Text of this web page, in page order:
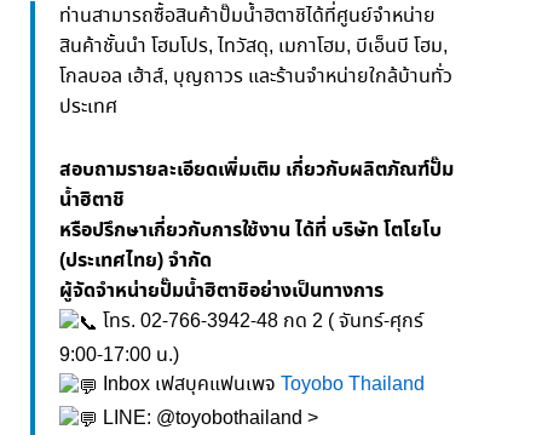
ท่านสามารถซื้อสินค้าปั๊มน้ำฮิตาชิได้ที่ศูนย์จำหน่าย
สินค้าชั้นนำ โฮมโปร, ไทวัสดุ, เมกาโฮม, บีเอ็นบี โฮม,
โกลบอล เฮ้าส์, บุญถาวร และร้านจำหน่ายใกล้บ้านทั่ว
ประเทศ
สอบถามรายละเอียดเพิ่มเติม เกี่ยวกับผลิตภัณฑ์ปั๊ม
น้ำฮิตาชิ
หรือปรึกษาเกี่ยวกับการใช้งาน ได้ที่ บริษัท โตโยโบ
(ประเทศไทย) จำกัด
ผู้จัดจำหน่ายปั๊มน้ำฮิตาชิอย่างเป็นทางการ
โทร. 02-766-3942-48 กด 2 ( จันทร์-ศุกร์
9:00-17:00 น.)
Inbox เฟสบุคแฟนเพจ Toyobo Thailand
LINE: @toyobothailand >